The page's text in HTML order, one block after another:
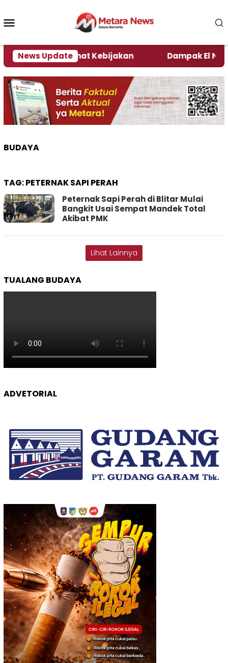
konten
News Update
Kata Pengamat Kebijakan Dampak El Nino,
BUDAYA
TAG:PETERNAK SAPI PERAH
Peternak Sapi Perah di Blitar Mulai
Bangkit Usai Sempat Mandek Total
Akibat PMK
Lihat Lainnya
TUALANG BUDAYA
ADVETORIAL